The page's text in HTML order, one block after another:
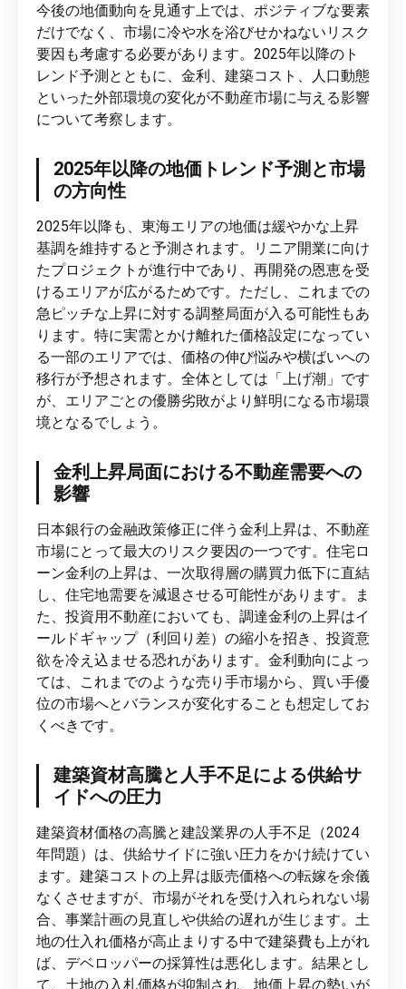
今後の地価動向を見通す上では、ポジティブな要素
だけでなく、市場に冷や水を浴びせかねないリスク
要因も考慮する必要があります。2025年以降のト
レンド予測とともに、金利、建築コスト、人口動態
といった外部環境の変化が不動産市場に与える影響
について考察します。
2025年以降の地価トレンド予測と市場
の方向性
2025年以降も、東海エリアの地価は緩やかな上昇
基調を維持すると予測されます。リニア開業に向け
たプロジェクトが進行中であり、再開発の恩恵を受
けるエリアが広がるためです。ただし、これまでの
急ピッチな上昇に対する調整局面が入る可能性もあ
ります。特に実需とかけ離れた価格設定になってい
る一部のエリアでは、価格の伸び悩みや横ばいへの
移行が予想されます。全体としては「上げ潮」です
が、エリアごとの優勝劣敗がより鮮明になる市場環
境となるでしょう。
金利上昇局面における不動産需要への
影響
日本銀行の金融政策修正に伴う金利上昇は、不動産
市場にとって最大のリスク要因の一つです。住宅ロ
ーン金利の上昇は、一次取得層の購買力低下に直結
し、住宅地需要を減退させる可能性があります。ま
た、投資用不動産においても、調達金利の上昇はイ
ールドギャップ（利回り差）の縮小を招き、投資意
欲を冷え込ませる恐れがあります。金利動向によっ
ては、これまでのような売り手市場から、買い手優
位の市場へとバランスが変化することも想定してお
くべきです。
建築資材高騰と人手不足による供給サ
イドへの圧力
建築資材価格の高騰と建設業界の人手不足（2024
年問題）は、供給サイドに強い圧力をかけ続けてい
ます。建築コストの上昇は販売価格への転嫁を余儀
なくさせますが、市場がそれを受け入れられない場
合、事業計画の見直しや供給の遅れが生じます。土
地の仕入れ価格が高止まりする中で建築費も上がれ
ば、デベロッパーの採算性は悪化します。結果とし
て、土地の入札価格が抑制され、地価上昇の勢いが